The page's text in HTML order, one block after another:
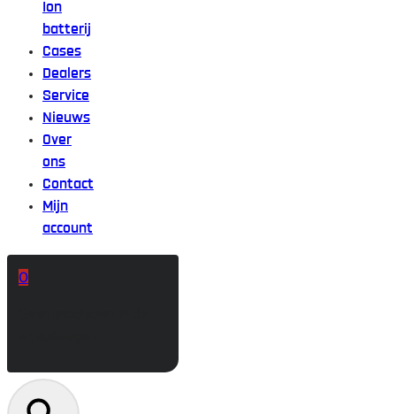
Ion
batterij
Cases
Dealers
Service
Nieuws
Over
ons
Contact
Mijn
account
0